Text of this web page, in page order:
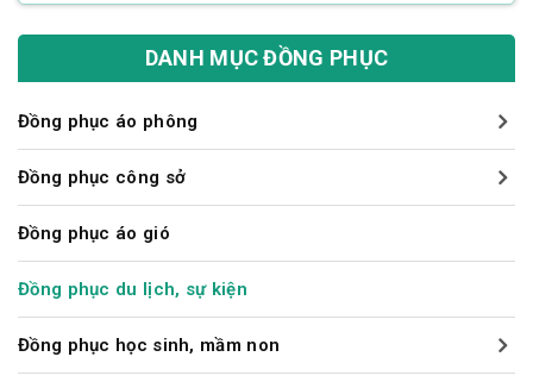
Có nên làm áo đồng phục du lịch?
Việc tổ chức các kỳ nghỉ, du lịch, teambuilding… là điều
ân sự cống hiến của đội ngũ nhân viên, vừa là cơ hội hoàn
hảo để tăng cường sự gắn kết trong văn hóa doanh
nghiệp.
Một trong những yếu tố cần thiết góp phần tạo nên thành
công của chuyến đi chính là áo đồng phục. Đừng bao giờ
coi nhẹ tầm quan trọng của yếu tố này. Chi phí bỏ ra cho
khoản may áo không quá lớn và không đáng kể so với
những ý nghĩa, hiệu quả mà nó mang lại.
DANH MỤC ĐỒNG PHỤC
Đồng phục áo phông
Đồng phục công sở
Đồng phục áo gió
Đồng phục du lịch, sự kiện
Đồng phục học sinh, mầm non